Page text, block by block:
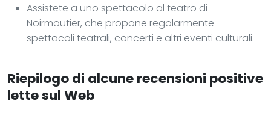
Assistete a uno spettacolo al teatro di
Noirmoutier, che propone regolarmente
spettacoli teatrali, concerti e altri eventi culturali.
Riepilogo di alcune recensioni positive
lette sul Web